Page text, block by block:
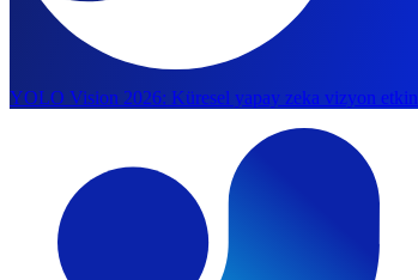
YOLO Vision 2026: Küresel yapay zeka vizyon